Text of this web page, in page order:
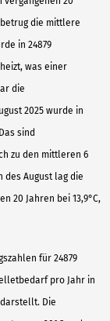
die mittlere
in 24879
was einer
die
2025 wurde in
sind
zu den mittleren 6
des August lag die
20 Jahren bei 13,9°C,
für 24879
pro Jahr in
Die